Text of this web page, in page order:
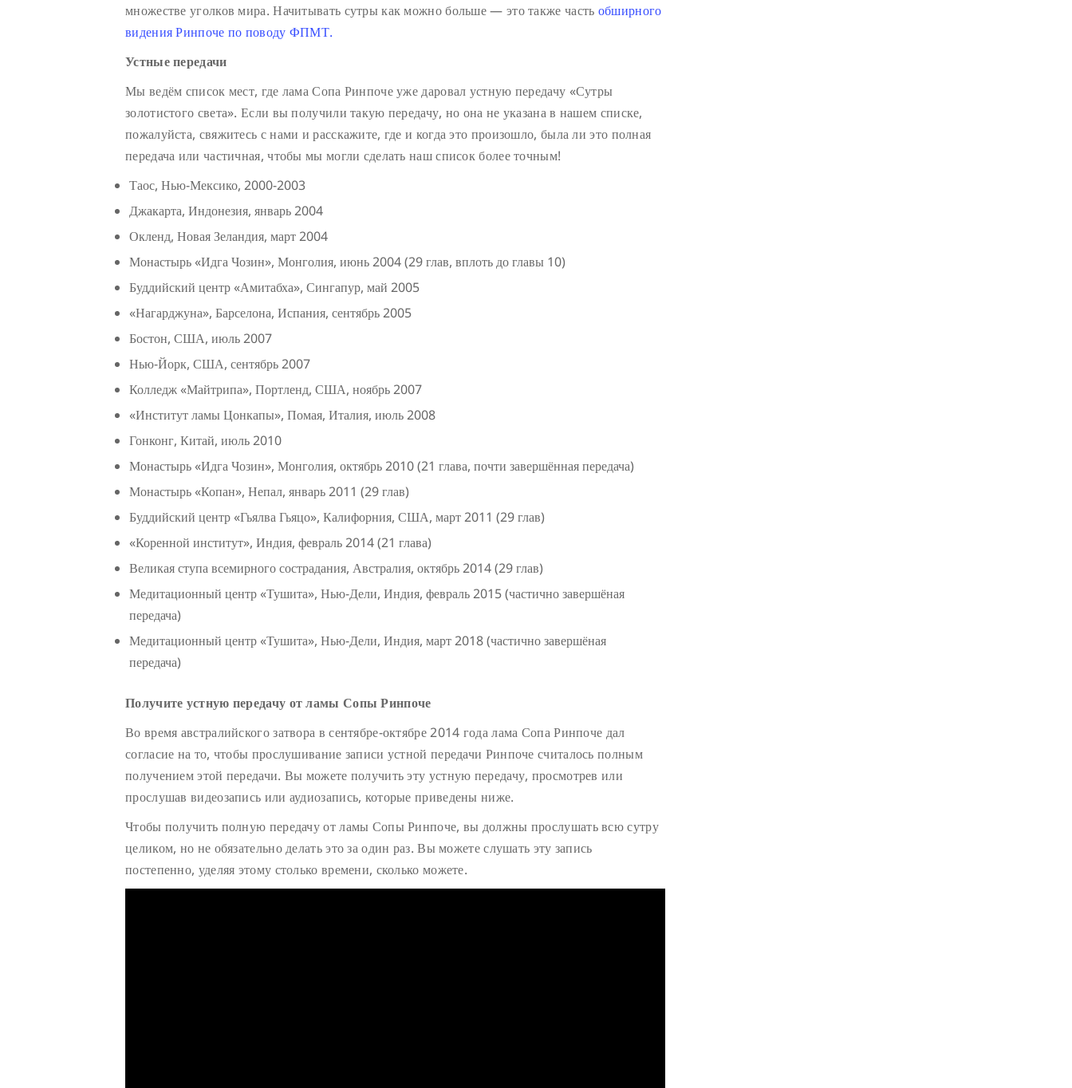
множестве уголков мира. Начитывать сутры как можно больше — это также часть обширного
видения Ринпоче по поводу ФПМТ.
Устные передачи
Мы ведём список мест, где лама Сопа Ринпоче уже даровал устную передачу «Сутры
золотистого света». Если вы получили такую передачу, но она не указана в нашем списке,
пожалуйста, свяжитесь с нами и расскажите, где и когда это произошло, была ли это полная
передача или частичная, чтобы мы могли сделать наш список более точным!
Таос, Нью-Мексико, 2000-2003
Джакарта, Индонезия, январь 2004
Окленд, Новая Зеландия, март 2004
Монастырь «Идга Чозин», Монголия, июнь 2004 (29 глав, вплоть до главы 10)
Буддийский центр «Амитабха», Сингапур, май 2005
«Нагарджуна», Барселона, Испания, сентябрь 2005
Бостон, США, июль 2007
Нью-Йорк, США, сентябрь 2007
Колледж «Майтрипа», Портленд, США, ноябрь 2007
«Институт ламы Цонкапы», Помая, Италия, июль 2008
Гонконг, Китай, июль 2010
Монастырь «Идга Чозин», Монголия, октябрь 2010 (21 глава, почти завершённая передача)
Монастырь «Копан», Непал, январь 2011 (29 глав)
Буддийский центр «Гьялва Гьяцо», Калифорния, США, март 2011 (29 глав)
«Коренной институт», Индия, февраль 2014 (21 глава)
Великая ступа всемирного сострадания, Австралия, октябрь 2014 (29 глав)
Медитационный центр «Тушита», Нью-Дели, Индия, февраль 2015 (частично завершёная
передача)
Медитационный центр «Тушита», Нью-Дели, Индия, март 2018 (частично завершёная
передача)
Получите устную передачу от ламы Сопы Ринпоче
Во время австралийского затвора в сентябре-октябре 2014 года лама Сопа Ринпоче дал
согласие на то, чтобы прослушивание записи устной передачи Ринпоче считалось полным
получением этой передачи. Вы можете получить эту устную передачу, просмотрев или
прослушав видеозапись или аудиозапись, которые приведены ниже.
Чтобы получить полную передачу от ламы Сопы Ринпоче, вы должны прослушать всю сутру
целиком, но не обязательно делать это за один раз. Вы можете слушать эту запись
постепенно, уделяя этому столько времени, сколько можете.